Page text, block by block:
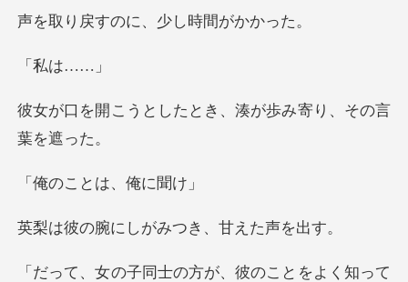
のに、少し時
は…
たとき、湊が歩み寄り
とは、俺
しがみつき、甘
く知って